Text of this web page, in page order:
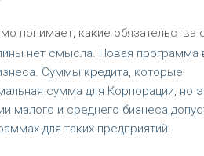
понимает, какие обязательства
нет смысла. Новая программа
Суммы кредита, которые
сумма для Корпорации, но
малого и среднего бизнеса
для таких предприятий.